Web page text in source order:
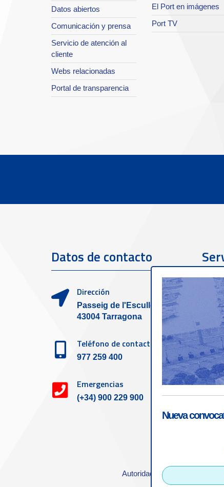
Datos abiertos
Comunicación y prensa
Servicio de atención al
cliente
Webs relacionadas
Portal de transparencia
El Port en imágenes
Port TV
Datos de contacto
Dirección
Passeig de l'Escullera s/n,
43004 Tarragona
Teléfono de contacto
977 259 400
Emergencias
(+34) 900 229 900
Autoridad Portuaria de
Nueva